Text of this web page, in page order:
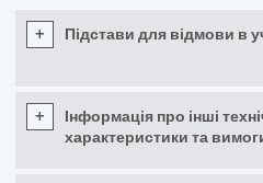
+ Підстави для відмови в
+
Інформація про інші
характеристики та